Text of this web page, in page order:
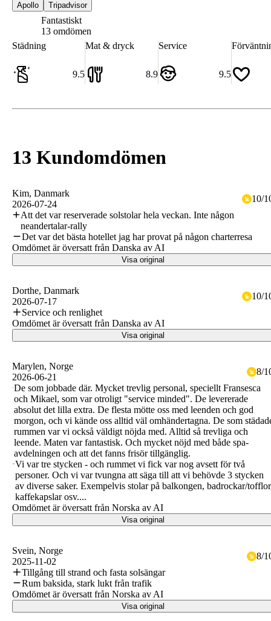
Apollo Tripadvisor
Fantastiskt
13 omdömen
Städning
9.5
Mat & dryck
8.9
Service
9.5
13 Kundomdömen
Kim, Danmark
2026-07-24
10/
Att det var reserverade solstolar hela veckan. Inte någon
neandertalar-rally
Det var det bästa hotellet jag har provat på någon charterresa
Omdömet är översatt från Danska av AI
Visa original
Dorthe, Danmark
2026-07-17
10/
Service och renlighet
Omdömet är översatt från Danska av AI
Visa original
Marylen, Norge
2026-06-21
8/
De som jobbade där. Mycket trevlig personal, speciellt Fransesca
och Mikael, som var otroligt "service minded". De levererade
absolut det lilla extra. De flesta mötte oss med leenden och god
morgon, och vi kände oss alltid väl omhändertagna. De som
rummen var vi också väldigt nöjda med. Alltid så trevliga och
leende. Maten var fantastisk. Och mycket nöjd med både spa-
avdelningen och att det fanns frisör tillgänglig.
Vi var tre stycken - och rummet vi fick var nog avsett för två
personer. Och vi var tvungna att säga till att vi behövde 3 stycken
av diverse saker. Exempelvis stolar på balkongen, badrockar/
kaffekapslar osv....
Omdömet är översatt från Norska av AI
Visa original
Svein, Norge
2025-11-02
8/
Tillgång till strand och fasta solsängar
Rum baksida, stark lukt från trafik
Omdömet är översatt från Norska av AI
Visa original